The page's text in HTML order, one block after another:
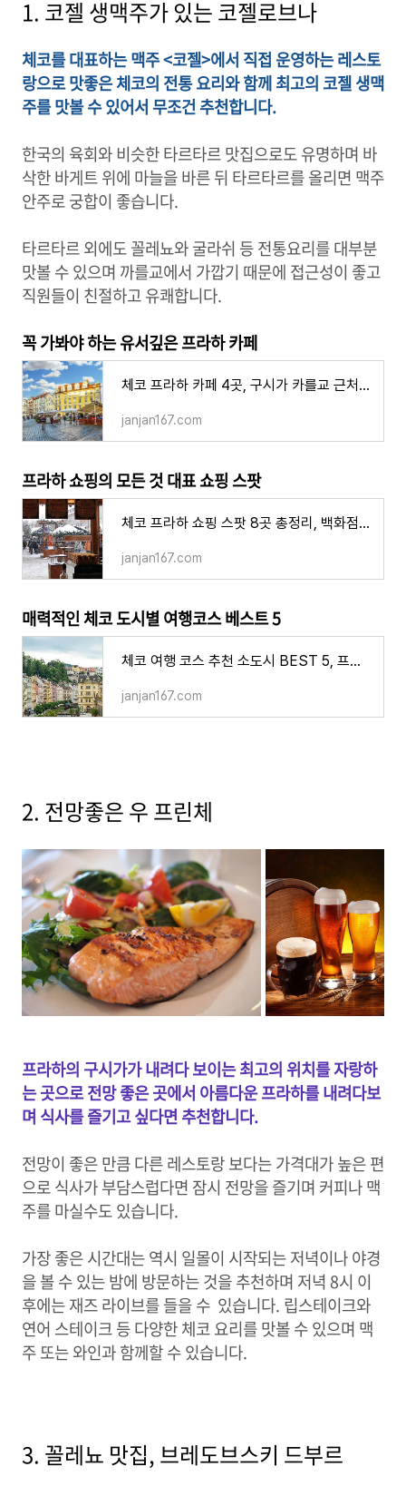
1. 코젤 생맥주가 있는 코젤로브나
체코를 대표하는 맥주 <코젤>에서 직접 운영하는 레스토
랑으로 맛좋은 체코의 전통 요리와 함께 최고의 코젤 생맥
주를 맛볼 수 있어서 무조건 추천합니다.
한국의 육회와 비슷한 타르타르 맛집으로도 유명하며 바
삭한 바게트 위에 마늘을 바른 뒤 타르타르를 올리면 맥주
안주로 궁합이 좋습니다.
타르타르 외에도 꼴레뇨와 굴라쉬 등 전통요리를 대부분
맛볼 수 있으며 까를교에서 가깝기 때문에 접근성이 좋고
직원들이 친절하고 유쾌합니다.
꼭 가봐야 하는 유서깊은 프라하 카페
체코 프라하 카페 4곳, 구시가 카를교 근처 분위기 좋은 커피 디저트 맛집
janjan167.com
프라하 쇼핑의 모든 것 대표 쇼핑 스팟
체코 프라하 쇼핑 스팟 8곳 총정리, 백화점 세일 쇼핑센터 저렴한 슈퍼마켓 시장 아웃렛 가는법
janjan167.com
매력적인 체코 도시별 여행코스 베스트 5
체코 여행 코스 추천 소도시 BEST 5, 프라하 근교 서부 보헤미안 모라비아 지역 코스 가볼만한 곳
janjan167.com
2. 전망좋은 우 프린체
프라하의 구시가가 내려다 보이는 최고의 위치를 자랑하
는 곳으로 전망 좋은 곳에서 아름다운 프라하를 내려다보
며 식사를 즐기고 싶다면 추천합니다.
전망이 좋은 만큼 다른 레스토랑 보다는 가격대가 높은 편
으로 식사가 부담스럽다면 잠시 전망을 즐기며 커피나 맥
주를 마실수도 있습니다.
가장 좋은 시간대는 역시 일몰이 시작되는 저녁이나 야경
을 볼 수 있는 밤에 방문하는 것을 추천하며 저녁 8시 이
후에는 재즈 라이브를 들을 수 있습니다. 립스테이크와
연어 스테이크 등 다양한 체코 요리를 맛볼 수 있으며 맥
주 또는 와인과 함께할 수 있습니다.
3. 꼴레뇨 맛집, 브레도브스키 드부르